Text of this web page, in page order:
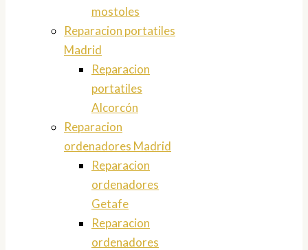
mostoles
Reparacion portatiles
Madrid
Reparacion
portatiles
Alcorcón
Reparacion
ordenadores Madrid
Reparacion
ordenadores
Getafe
Reparacion
ordenadores